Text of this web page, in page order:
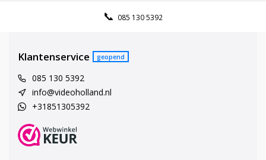
085 130 5392
Klantenservice geopend
085 130 5392
info@videoholland.nl
+31851305392